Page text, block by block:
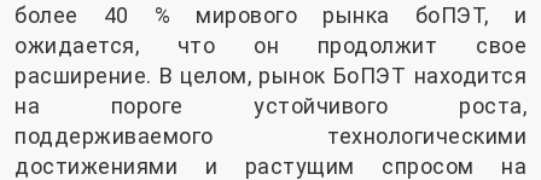
более 40 % мирового рынка боПЭТ, и
ожидается, что он продолжит свое
расширение. В целом, рынок БоПЭТ находится
на пороге устойчивого роста,
поддерживаемого технологическими
достижениями и растущим спросом на